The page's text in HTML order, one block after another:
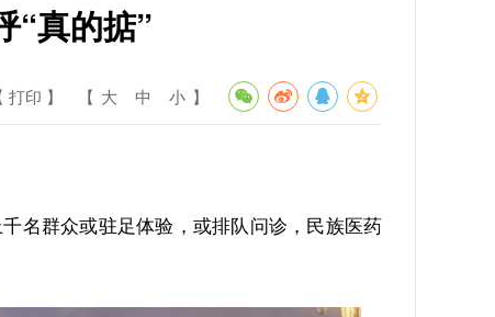
“真的掂”
打印 】 【 大 中 小 】
名群众或驻足体验，或排队问诊，民族医药